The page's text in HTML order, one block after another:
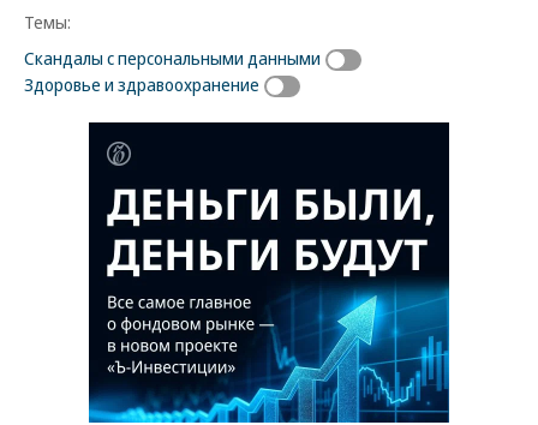
Темы:
Скандалы с персональными данными
Здоровье и здравоохранение